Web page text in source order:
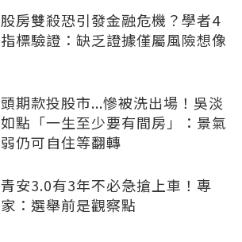
股房雙殺恐引發金融危機？學者4
指標驗證：缺乏證據僅屬風險想像
頭期款投股市...慘被洗出場！吳淡
如點「一生至少要有間房」：景氣
弱仍可自住等翻轉
青安3.0有3年不必急搶上車！專
家：選舉前是觀察點